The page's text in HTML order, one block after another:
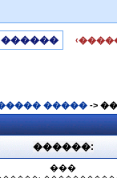
����� ->
������:
���